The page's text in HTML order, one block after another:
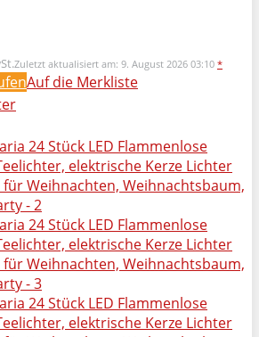
Zuletzt aktualisiert am: 9. August 2026 03:10 *
Auf die Merkliste